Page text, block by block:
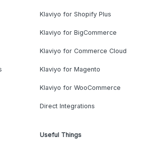
Klaviyo for Shopify Plus
Klaviyo for BigCommerce
Klaviyo for Commerce Cloud
Klaviyo for Magento
Klaviyo for WooCommerce
Direct Integrations
Useful Things